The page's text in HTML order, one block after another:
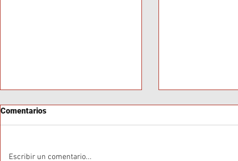
Comentarios
Escribir un comentario...